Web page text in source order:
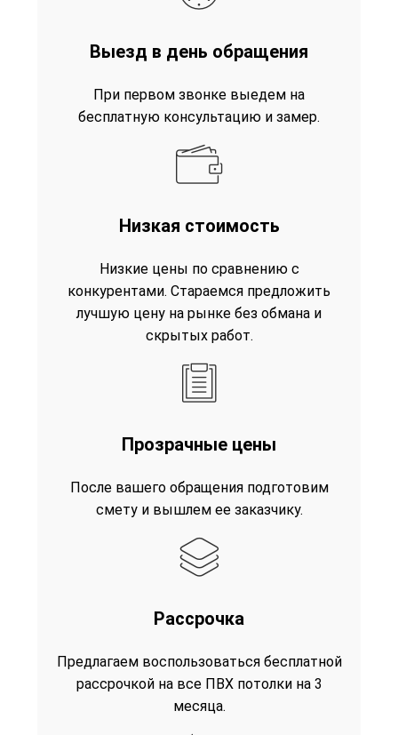
Выезд в день обращения
При первом звонке выедем на
бесплатную консультацию и замер.
Низкая стоимость
Низкие цены по сравнению с
конкурентами. Стараемся предложить
лучшую цену на рынке без обмана и
скрытых работ.
Прозрачные цены
После вашего обращения подготовим
смету и вышлем ее заказчику.
Рассрочка
Предлагаем воспользоваться бесплатной
рассрочкой на все ПВХ потолки на 3
месяца.